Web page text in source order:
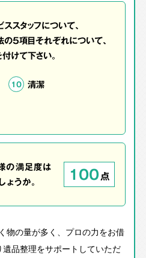
スタッフについて、
法の5項目それぞれについて、
けて下さい。
10 清潔
の満足度は
うか。
100点
物の量が多く、プロの力をお借
品整理をサポートしていただ